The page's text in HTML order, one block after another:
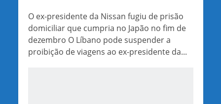
O ex-presidente da Nissan fugiu de prisão
domiciliar que cumpria no Japão no fim de
dezembro O Líbano pode suspender a
proibição de viagens ao ex-presidente da...